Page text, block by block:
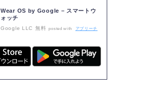
Wear OS by Google – スマートウ
ォッチ
Google LLC 無料 posted with アプリーチ